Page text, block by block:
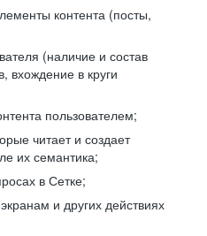
контента (посты,
(наличие и состав
вхождение в круги
пользователем;
читает и создает
их семантика;
в Сетке;
и других действиях